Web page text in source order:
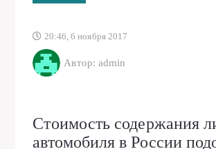
20:46, 6 ноября 2017
Автор: admin
Стоимость содержания
автомобиля в России